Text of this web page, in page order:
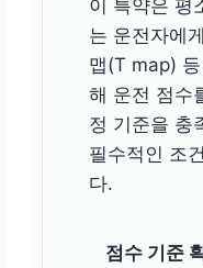
이 특약은 평
는 운전자에
맵(T map) 등
해 운전 점수
정 기준을 충
필수적인 조
다.
점수 기준